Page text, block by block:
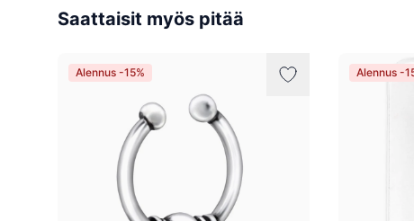
Saattaisit myös pitää
Alennus -15% Alennus -